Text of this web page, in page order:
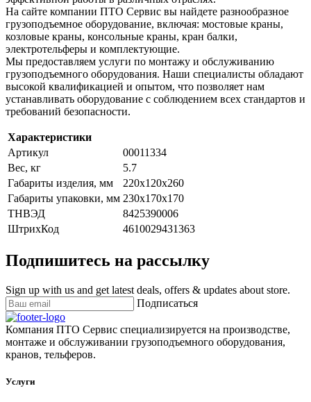
На сайте компании ПТО Сервис вы найдете разнообразное
грузоподъемное оборудование, включая: мостовые краны,
козловые краны, консольные краны, кран балки,
электротельферы и комплектующие.
Мы предоставляем услуги по монтажу и обслуживанию
грузоподъемного оборудования. Наши специалисты обладают
высокой квалификацией и опытом, что позволяет нам
устанавливать оборудование с соблюдением всех стандартов и
требований безопасности.
Характеристики
Артикул
00011334
Вес, кг
5.7
Габариты изделия, мм
220х120х260
Габариты упаковки, мм 230х170х170
ТНВЭД
8425390006
ШтрихКод
4610029431363
Подпишитесь на рассылку
Sign up with us and get latest deals, offers & updates about store.
Подписаться
Компания ПТО Сервис специализируется на производстве,
монтаже и обслуживании грузоподъемного оборудования,
кранов, тельферов.
Услуги